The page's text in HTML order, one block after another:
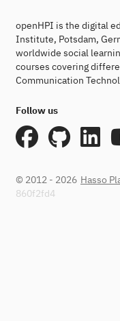
openHPI is the digital
Institute, Potsdam,
worldwide social
courses covering
Communication
Follow us
© 2012 - 2026 Hasso
860f2fd4